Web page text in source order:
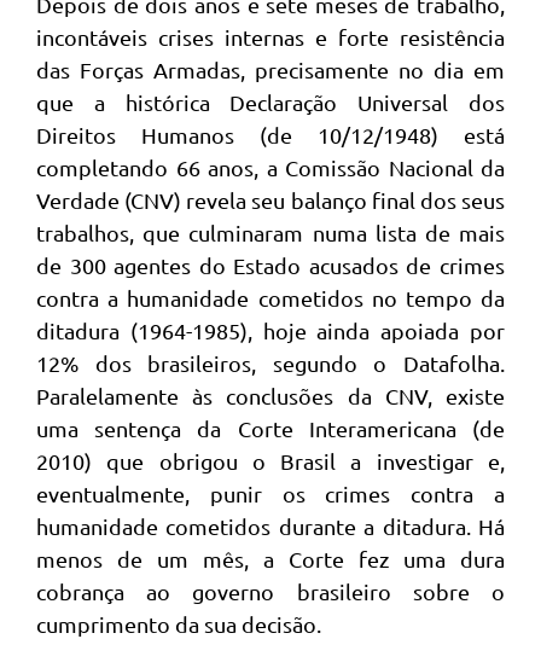
incontáveis crises internas e forte resistência
das Forças Armadas, precisamente no dia em
que a histórica Declaração Universal dos
Direitos Humanos (de 10/12/1948) está
completando 66 anos, a Comissão Nacional da
Verdade (CNV) revela seu balanço final dos seus
trabalhos, que culminaram numa lista de mais
de 300 agentes do Estado acusados de crimes
contra a humanidade cometidos no tempo da
ditadura (1964-1985), hoje ainda apoiada por
12% dos brasileiros, segundo o Datafolha.
Paralelamente às conclusões da CNV, existe
uma sentença da Corte Interamericana (de
2010) que obrigou o Brasil a investigar e,
eventualmente, punir os crimes contra a
humanidade cometidos durante a ditadura. Há
menos de um mês, a Corte fez uma dura
cobrança ao governo brasileiro sobre o
cumprimento da sua decisão.